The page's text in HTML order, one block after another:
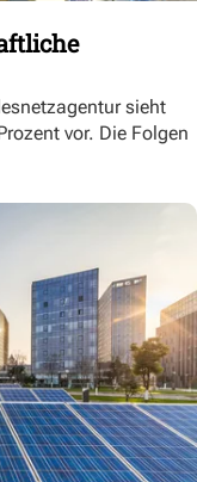
sieht
vor. Die Folgen